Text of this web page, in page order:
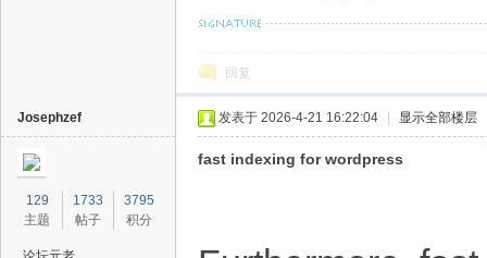
回复
Josephzef
129
主题
1733
帖子
3795
积分
发表于 2026-4-21 16:22:04 显示全部楼层
fast indexing for wordpress